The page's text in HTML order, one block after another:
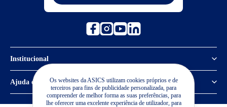
Os websites da ASICS utilizam cookies próprios e de
terceiros para fins de publicidade personalizada, para
compreender de melhor forma as suas preferências, para
lhe oferecer uma excelente experiência de utilizador, para
Institucional
Política de Privacidade
Sobre a ASICS
Ajuda e suporte
Central de Relacionamento